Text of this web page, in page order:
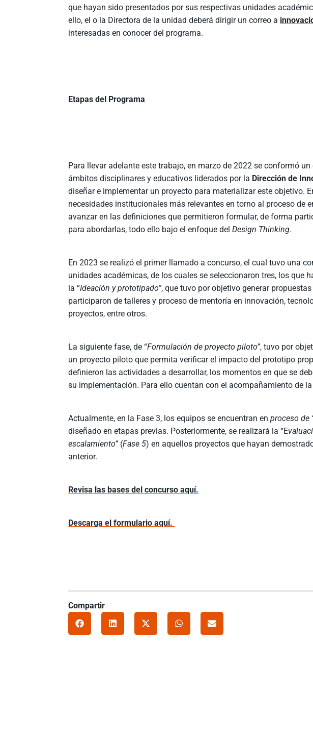
que hayan sido presentados por sus respectivas unidades
ello, el o la Directora de la unidad deberá dirigir un correo a
interesadas en conocer del programa.
Etapas del Programa
Para llevar adelante este trabajo, en marzo de 2022 se conformó
ámbitos disciplinares y educativos liderados por la Dirección de
diseñar e implementar un proyecto para materializar este objetivo.
necesidades institucionales más relevantes en torno al proceso de
avanzar en las definiciones que permitieron formular, de forma
para abordarlas, todo ello bajo el enfoque delDesign Thinking.
En 2023 se realizó el primer llamado a concurso, el cual tuvo una
unidades académicas, de los cuales se seleccionaron tres, los que
la “Ideación y prototipado”, que tuvo por objetivo generar
participaron de talleres y proceso de mentoría en innovación,
proyectos, entre otros.
La siguiente fase, de “Formulación de proyecto piloto”, tuvo por
un proyecto piloto que permita verificar el impacto del prototipo
definieron las actividades a desarrollar, los momentos en que se
su implementación. Para ello cuentan con el acompañamiento de
Actualmente, en la Fase 3, los equipos se encuentran enproceso de
diseñado en etapas previas. Posteriormente, se realizará la “E
escalamiento”(Fase 5) en aquellos proyectos que hayan
anterior.
Revisa las bases del concurso aquí.
Descarga el formulario aquí.
Compartir